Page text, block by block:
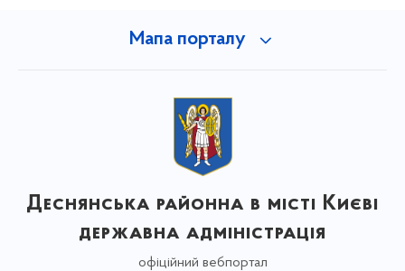
Мапа порталу
Деснянська районна в місті Києві
державна адміністрація
офіційний вебпортал